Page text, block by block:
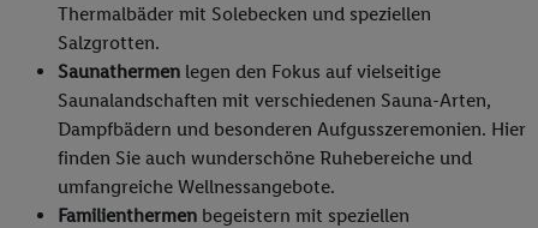
Thermalbäder mit Solebecken und speziellen
Salzgrotten.
Saunathermen legen den Fokus auf vielseitige
Saunalandschaften mit verschiedenen Sauna-Arten,
Dampfbädern und besonderen Aufgusszeremonien. Hier
finden Sie auch wunderschöne Ruhebereiche und
umfangreiche Wellnessangebote.
Familienthermen begeistern mit speziellen